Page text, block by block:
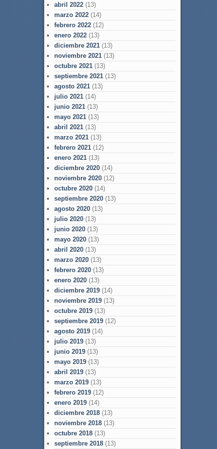
abril 2022(13)
marzo 2022(14)
febrero 2022(12)
enero 2022(13)
diciembre 2021(13)
noviembre 2021(13)
octubre 2021(13)
septiembre 2021(13)
agosto 2021(13)
julio 2021(14)
junio 2021(13)
mayo 2021(13)
abril 2021(13)
marzo 2021(13)
febrero 2021(12)
enero 2021(13)
diciembre 2020(14)
noviembre 2020(12)
octubre 2020(14)
septiembre 2020(13)
agosto 2020(13)
julio 2020(13)
junio 2020(13)
mayo 2020(13)
abril 2020(13)
marzo 2020(13)
febrero 2020(13)
enero 2020(13)
diciembre 2019(14)
noviembre 2019(13)
octubre 2019(13)
septiembre 2019(12)
agosto 2019(14)
julio 2019(13)
junio 2019(13)
mayo 2019(13)
abril 2019(13)
marzo 2019(13)
febrero 2019(12)
enero 2019(14)
diciembre 2018(13)
noviembre 2018(13)
octubre 2018(13)
septiembre 2018(13)